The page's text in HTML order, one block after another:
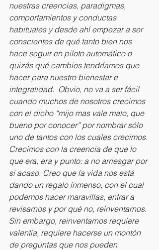
nuestras creencias, paradigmas,
comportamientos y conductas
habituales y desde ahí empezar a ser
conscientes de qué tanto bien nos
hace seguir en piloto automático o
quizás qué cambios tendríamos que
hacer para nuestro bienestar e
integralidad.  Obvio, no va a ser fácil
cuando muchos de nosotros crecimos
con el dicho “mijo mas vale malo, que
bueno por conocer” por nombrar sólo
uno de tantos con los cuales crecimos.
Crecimos con la creencia de que lo
que era, era y punto: a no arriesgar por
si acaso. Creo que la vida nos está
dando un regalo inmenso, con el cual
podemos hacer maravillas, entrar a
revisarnos y por qué no, reinventarnos.
Sin embargo, reinventarnos requiere
valentía, requiere hacerse un montón
de preguntas que nos pueden